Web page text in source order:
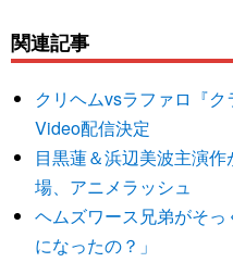
関連記事
クリヘムvsラファロ『
Video配信決定
目黒蓮＆浜辺美波主演
場、アニメラッシュ
ヘムズワース兄弟がそ
になったの？」